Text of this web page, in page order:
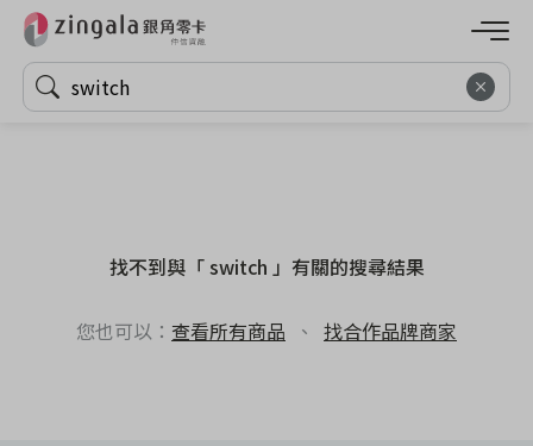
找不到與「 switch 」有關的搜尋結果
您也可以： 查看所有商品 、 找合作品牌商家